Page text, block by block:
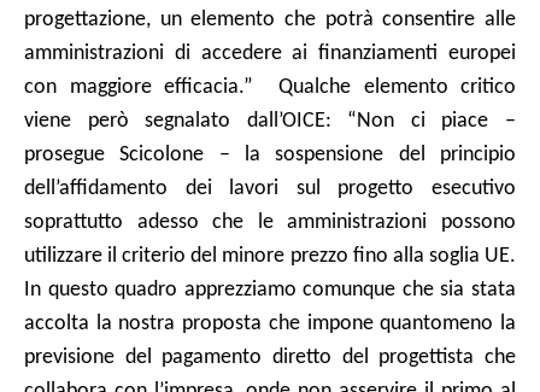
progettazione, un elemento che potrà consentire alle
amministrazioni di accedere ai finanziamenti europei
con maggiore efficacia.” Qualche elemento critico
viene però segnalato dall’OICE: “Non ci piace –
prosegue Scicolone – la sospensione del principio
dell’affidamento dei lavori sul progetto esecutivo
soprattutto adesso che le amministrazioni possono
utilizzare il criterio del minore prezzo fino alla soglia UE.
In questo quadro apprezziamo comunque che sia stata
accolta la nostra proposta che impone quantomeno la
previsione del pagamento diretto del progettista che